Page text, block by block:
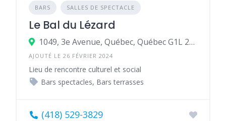
BARS SALLES DE SPECTACLE
Le Bal du Lézard
1049, 3e Avenue, Québec, Québec G1L 2X3, Canada
AJOUTÉ LE 26 FÉVRIER 2024
Lieu de rencontre culturel et social
Bars spectacles, Bars terrasses
(418) 529-3829